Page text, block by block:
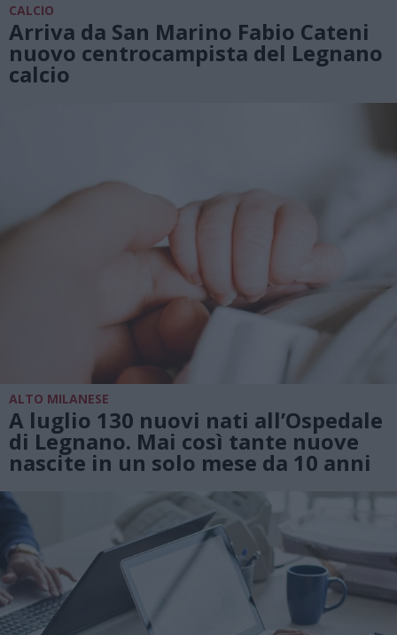
CALCIO
Arriva da San Marino Fabio Cateni
nuovo centrocampista del Legnano
calcio
ALTO MILANESE
A luglio 130 nuovi nati all’Ospedale
di Legnano. Mai così tante nuove
nascite in un solo mese da 10 anni